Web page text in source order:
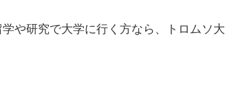
や研究で大学に行く方なら、トロムソ大